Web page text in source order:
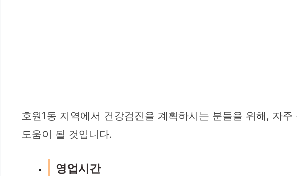
호원1동 지역에서 건강검진을 계획하시는 분들을 위해, 자
도움이 될 것입니다.
영업시간